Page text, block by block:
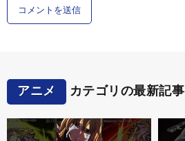
アニメ カテゴリの最新記事